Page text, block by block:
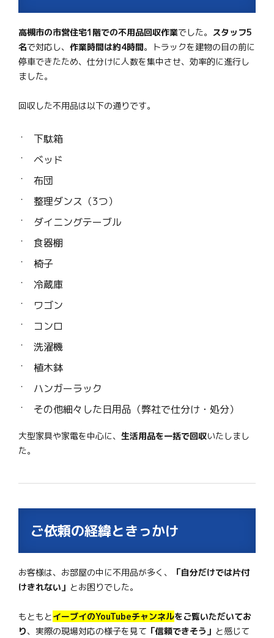
高槻市の市営住宅1階での不用品回収作業でした。 スタッフ5
名で対応し、 作業時間は約4時間。トラックを建物の目の前に
停車できたため、仕分けに人数を集中させ、効率的に進行し
ました。
回収した不用品は以下の通りです。
下駄箱
ベッド
布団
整理ダンス（3つ）
ダイニングテーブル
食器棚
椅子
冷蔵庫
ワゴン
コンロ
洗濯機
植木鉢
ハンガーラック
その他細々した日用品（弊社で仕分け・処分）
大型家具や家電を中心に、 生活用品を一括で回収いたしまし
た。
ご依頼の経緯ときっかけ
お客様は、お部屋の中に不用品が多く、
「自分だけでは片付
けきれない」 とお困りでした。
もともとイーブイのYouTubeチャンネルをご覧いただいてお
り、実際の現場対応の様子を見て 「信頼できそう」 と感じて